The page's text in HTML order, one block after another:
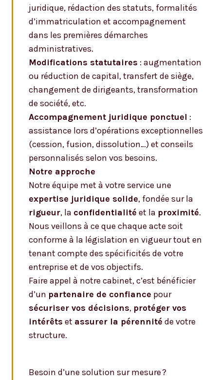
juridique, rédaction des statuts, formalités
d’immatriculation et accompagnement
dans les premières démarches
administratives.
Modifications statutaires : augmentation
ou réduction de capital, transfert de siège,
changement de dirigeants, transformation
de société, etc.
Accompagnement juridique ponctuel :
assistance lors d’opérations exceptionnelles
(cession, fusion, dissolution…) et conseils
personnalisés selon vos besoins.
Notre approche
Notre équipe met à votre service une
expertise juridique solide, fondée sur la
rigueur, la confidentialité et la proximité.
Nous veillons à ce que chaque acte soit
conforme à la législation en vigueur tout en
tenant compte des spécificités de votre
entreprise et de vos objectifs.
Faire appel à notre cabinet, c’est bénéficier
d’un partenaire de confiance pour
sécuriser vos décisions, protéger vos
intérêts et assurer la pérennité de votre
structure.
Besoin d’une solution sur mesure ?